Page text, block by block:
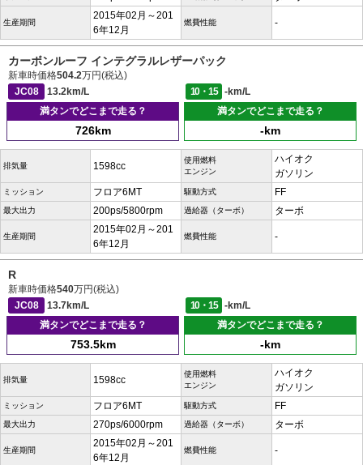
生産期間
2015年02月～201
6年12月
燃費性能 -
カーボンルーフ インテグラルレザーパック
新車時価格504.2万円(税込)
JC08
13.2km/L 10・15
-km/L
満タンでどこまで走る？
726km
満タンでどこまで走る？
-km
排気量 1598cc
使用燃料
エンジン
ハイオク
ガソリン
ミッション フロア6MT 駆動方式 FF
最大出力 200ps/5800rpm 過給器（ターボ） ターボ
生産期間
2015年02月～201
6年12月
燃費性能 -
R
新車時価格540万円(税込)
JC08
13.7km/L 10・15
-km/L
満タンでどこまで走る？
753.5km
満タンでどこまで走る？
-km
排気量 1598cc
使用燃料
エンジン
ハイオク
ガソリン
ミッション フロア6MT 駆動方式 FF
最大出力 270ps/6000rpm 過給器（ターボ） ターボ
生産期間
2015年02月～201
6年12月
燃費性能 -